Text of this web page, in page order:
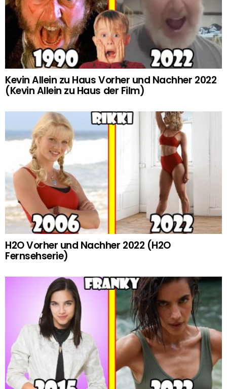
Kevin Allein zu Haus Vorher und Nachher 2022
(Kevin Allein zu Haus der Film)
H2O Vorher und Nachher 2022 (H2O
Fernsehserie)